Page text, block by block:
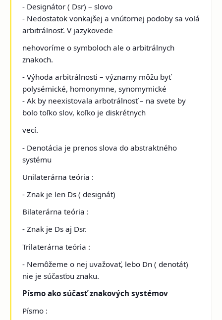
- Designátor ( Dsr) – slovo
- Nedostatok vonkajšej a vnútornej podoby sa volá
arbitrálnosť. V jazykovede
nehovoríme o symboloch ale o arbitrálnych
znakoch.
- Výhoda arbitrálnosti – významy môžu byť
polysémické, homonymne, synomymické
- Ak by neexistovala arbotrálnosť – na svete by
bolo toľko slov, koľko je diskrétnych
vecí.
- Denotácia je prenos slova do abstraktného
systému
Unilaterárna teória :
- Znak je len Ds ( designát)
Bilaterárna teória :
- Znak je Ds aj Dsr.
Trilaterárna teória :
- Nemôžeme o nej uvažovať, lebo Dn ( denotát)
nie je súčasťou znaku.
Písmo ako súčasť znakových systémov
Písmo :